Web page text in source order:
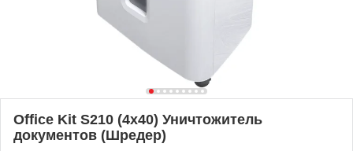
Office Kit S210 (4х40) Уничтожитель
документов (Шредер)